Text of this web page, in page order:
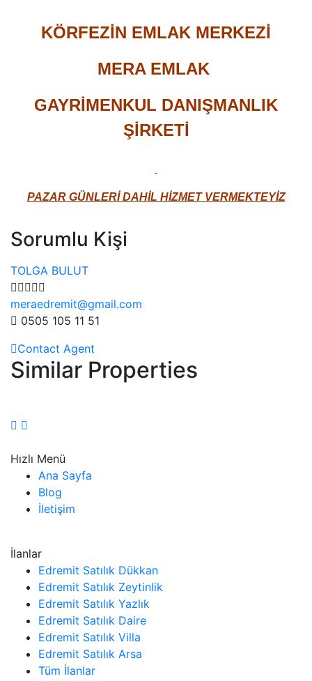
KÖRFEZİN EMLAK MERKEZİ
MERA EMLAK
GAYRİMENKUL DANIŞMANLIK
ŞİRKETİ​
PAZAR GÜNLERİ DAHİL HİZMET VERMEKTEYİZ
Sorumlu Kişi
TOLGA BULUT
meraedremit@gmail.com
0505 105 11 51
Contact Agent
Similar Properties
Hızlı Menü
Ana Sayfa
Blog
İletişim
İlanlar
Edremit Satılık Dükkan
Edremit Satılık Zeytinlik
Edremit Satılık Yazlık
Edremit Satılık Daire
Edremit Satılık Villa
Edremit Satılık Arsa
Tüm İlanlar